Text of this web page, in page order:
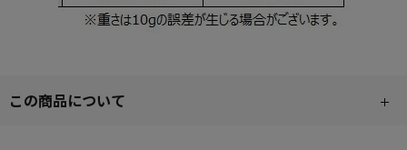
この商品について